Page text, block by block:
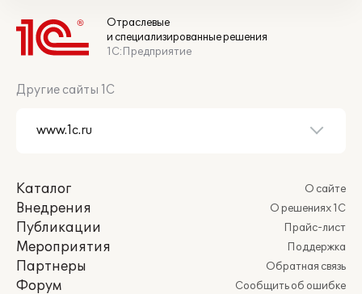
Отраслевые
и специализированные решения
1С:Предприятие
Другие сайты 1С
Каталог
Внедрения
Публикации
Мероприятия
Партнеры
Форум
О сайте
О решениях 1С
Прайс-лист
Поддержка
Обратная связь
Сообщить об ошибке